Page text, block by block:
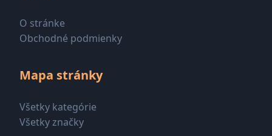
O stránke
Obchodné podmienky
Mapa stránky
Všetky kategórie
Všetky značky